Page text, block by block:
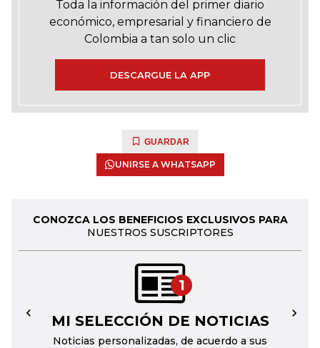
Toda la información del primer diario
económico, empresarial y financiero de
Colombia a tan solo un clic
DESCARGUE LA APP
GUARDAR
UNIRSE A WHATSAPP
CONOZCA LOS BENEFICIOS EXCLUSIVOS PARA
NUESTROS SUSCRIPTORES
1
MI SELECCIÓN DE NOTICIAS
Noticias personalizadas, de acuerdo a sus
← →